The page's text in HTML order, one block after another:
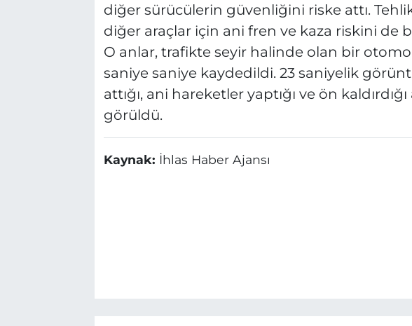
diğer sürücülerin güvenliğini riske attı.
diğer araçlar için ani fren ve kaza riskini de
O anlar, trafikte seyir halinde olan bir
saniye saniye kaydedildi. 23 saniyelik
attığı, ani hareketler yaptığı ve ön
görüldü.
Kaynak: İhlas Haber Ajansı